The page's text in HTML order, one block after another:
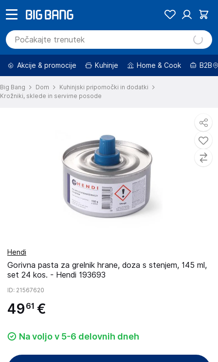
Akcije & promocije Kuhinje Home & Cook B2B
Big Bang Dom
Kuhinjski pripomočki in dodatki
Krožniki, sklede in servirne posode
Hendi
Gorivna pasta za grelnik hrane, doza s stenjem, 145 ml,
set 24 kos. - Hendi 193693
ID: 21567620
49 61 €
Na voljo v 5-6 delovnih dneh